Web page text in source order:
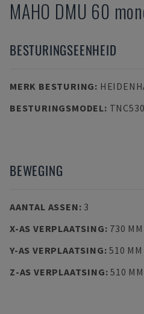
MAHO DMU 60
BESTURINGSEENHEID
MERK BESTURING:
BESTURINGSMODEL: TNC530
BEWEGING
AANTAL ASSEN: 3
X-AS VERPLAATSING: 730 MM
Y-AS VERPLAATSING:510 MM
Z-AS VERPLAATSING:510 MM